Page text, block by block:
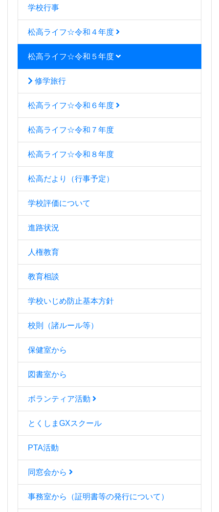
学校行事
松高ライフ☆令和４年度
松高ライフ☆令和５年度
修学旅行
松高ライフ☆令和６年度
松高ライフ☆令和７年度
松高ライフ☆令和８年度
松高だより（行事予定）
学校評価について
進路状況
人権教育
教育相談
学校いじめ防止基本方針
校則（諸ルール等）
保健室から
図書室から
ボランティア活動
とくしまGXスクール
PTA活動
同窓会から
事務室から（証明書等の発行について）